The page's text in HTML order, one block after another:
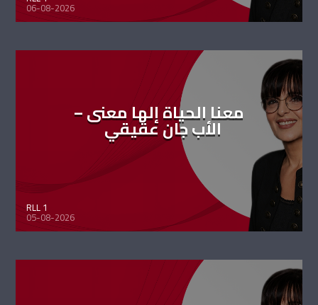
06-08-2026
معنا الحياة إلها معنى –
الأب جان عقيقي
RLL 1
05-08-2026